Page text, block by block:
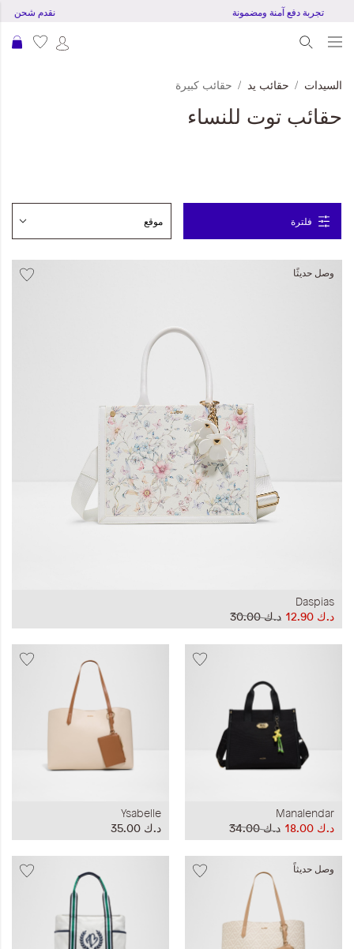
نقدم شحن مجاني تجربة دفع آمنة ومضمونة
إحياء الطراز الكلاسيكي
ملابس العمل
Leather Collection
السيدات حقائب يد حقائب كبيرة
حقائب توت للنساء
فلترة
وصل حديثًا
Daspias
د.ك‏ 30.00
د.ك‏ 12.90
Manalendar
د.ك‏ 34.00
د.ك‏ 18.00
Ysabelle
د.ك‏ 35.00
وصل حديثاً